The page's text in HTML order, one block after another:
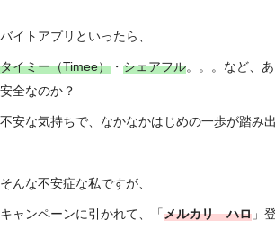
バイトアプリといったら、
タイミー（Timee） ・ シェアフル。。。など、
安全なのか？
不安な気持ちで、なかなかはじめの一歩が踏み出
そんな不安症な私ですが、
キャンペーンに引かれて、「メルカリ ハロ 」